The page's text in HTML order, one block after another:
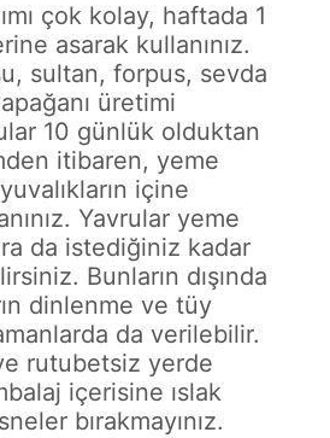
çok kolay, haftada 1
asarak kullanınız.
sultan, forpus, sevda
üretimi
10 günlük olduktan
itibaren, yeme
içine
Yavrular yeme
da istediğiniz kadar
Bunların dışında
dinlenme ve tüy
da verilebilir.
rutubetsiz yerde
içerisine ıslak
bırakmayınız.